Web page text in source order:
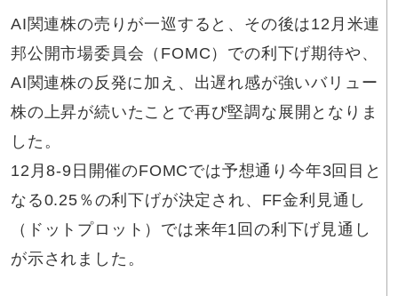
AI関連株の売りが一巡すると、その後は12月米連
邦公開市場委員会（FOMC）での利下げ期待や、
AI関連株の反発に加え、出遅れ感が強いバリュー
株の上昇が続いたことで再び堅調な展開となりま
した。
12月8-9日開催のFOMCでは予想通り今年3回目と
なる0.25％の利下げが決定され、FF金利見通し
（ドットプロット）では来年1回の利下げ見通し
が示されました。